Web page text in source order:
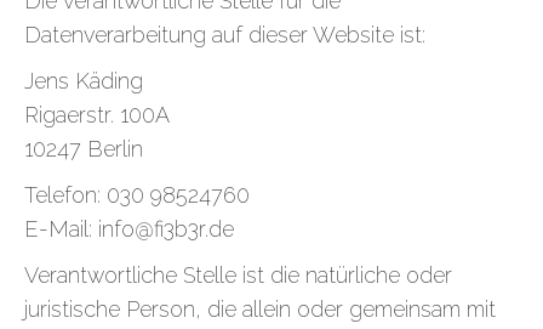
Datenverarbeitung auf dieser Website ist:
Jens Käding
Rigaerstr. 100A
10247 Berlin
Telefon: 030 98524760
E-Mail: info@fi3b3r.de
Verantwortliche Stelle ist die natürliche oder
juristische Person, die allein oder gemeinsam mit